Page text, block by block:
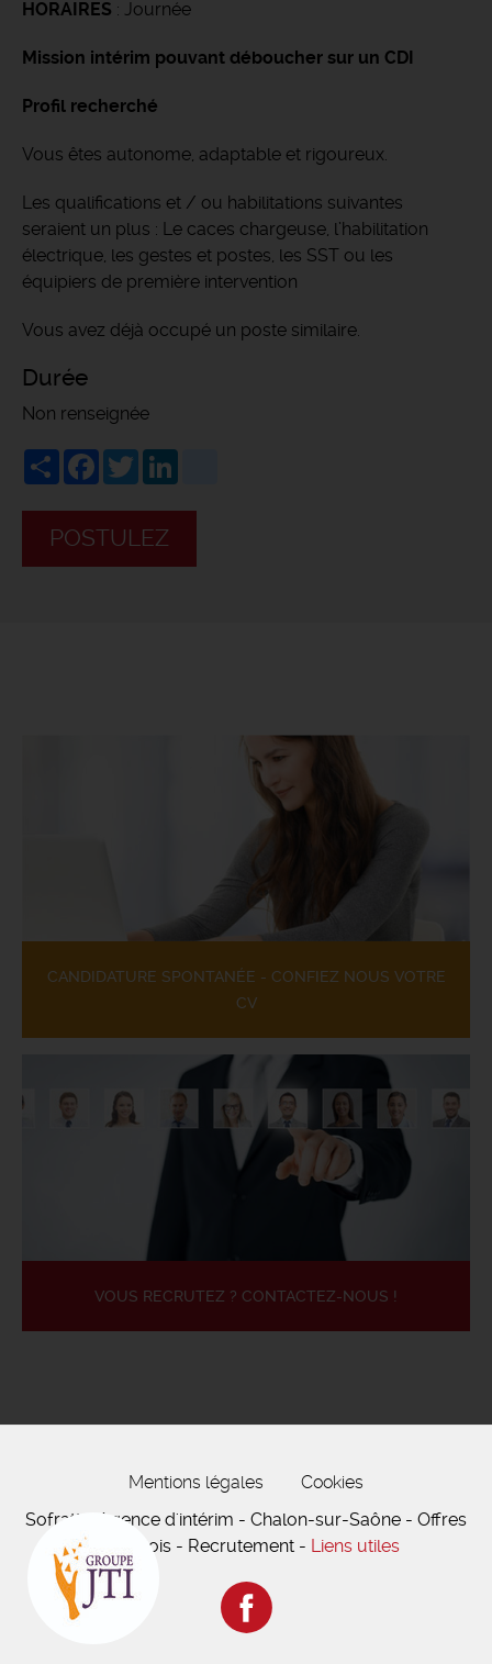
HORAIRES : Journée
Mission intérim pouvant déboucher sur un CDI
Profil recherché
Vous êtes autonome, adaptable et rigoureux.
Les qualifications et / ou habilitations suivantes
seraient un plus : Le caces chargeuse, l’habilitation
électrique, les gestes et postes, les SST ou les
équipiers de première intervention
Vous avez déjà occupé un poste similaire.
Durée
Non renseignée
ShareFacebook
Twitter
POSTULEZ
CANDIDATURE SPONTANÉE - CONFIEZ NOUS VOTRE
CV
VOUS RECRUTEZ ? CONTACTEZ-NOUS !
Mentions légales
Cookies
Sofratt - Agence d'intérim - Chalon-sur-Saône - Offres
d'emplois - Recrutement - Liens utiles